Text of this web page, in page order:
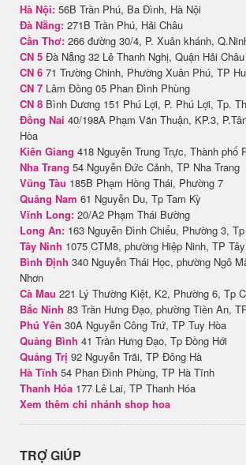
Hà Nội: 56B Trần Phú, Ba Đình, Hà Nội
Đà Nẵng: 271B Trần Phú, Hải Châu
Cần Thơ: 266 đường 30/4, P. Xuân khánh,
CN 5 Đà Nẵng 32 Lê Thanh Nghị, Quận Hải Châu
CN 6 71 Trường Chinh, Phường Xuân Phú, TP
CN 7 Lâm Đồng 05 Phan Đình Phùng
CN 8 Bình Dương 151 Phú Lợi, P. Phú Lợi, Tp.
Đồng Nai 40/198A Phạm Văn Thuận, KP.3,
Hòa
Kiên Giang 418 Nguyễn Trung Trực, Thành phố
Nha Trang 54 Nguyễn Đức Cảnh, TP Nha Trang
Vũng Tàu 185B Phạm Hồng Thái, Phường 7
Quảng Nam 61 Nguyễn Du, Tp Tam Kỳ
Vĩnh Long: 20/A2 Phạm Thái Bường
Long An: 163 Nguyễn Đình Chiểu, Phường 3,
Tây Ninh 1075 CTM8, phường Hiệp Ninh, TP
Bình Định 340 Nguyễn Thái Học, phường Ngô
Nhơn
Cà Mau 221 Lý Thường Kiệt, K2, Phường 6, Tp
Bắc Ninh 83 Trần Hưng Đạo, phường Tiền An,
Phú Yên 30A Nguyễn Công Trứ, TP Tuy Hòa
Quảng Bình 41 Trần Hưng Đạo, Tp Đồng Hới
Quảng Trị 92 Nguyễn Trãi, TP Đông Hà
Hà Tĩnh 54 Phan Đình Phùng, TP Hà Tĩnh
Thanh Hóa 177 Lê Lai, TP Thanh Hóa
Xem thêm chi nhánh shop hoa
TRỢ GIÚP